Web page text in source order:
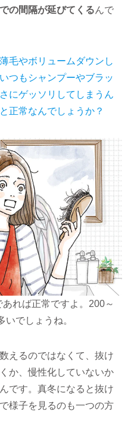
の間隔が延びてくるんで
毛やボリュームダウンし
つもシャンプーやブラッ
にゲッソリしてしまうん
正常なんでしょうか？
れば正常ですよ。200～
でしょうね。
えるのではなくて、抜け
か、慢性化していないか
です。真冬になると抜け
様子を見るのも一つの方